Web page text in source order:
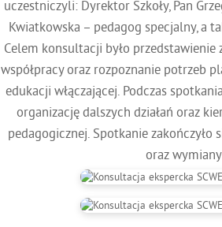
uczestniczyli: Dyrektor Szkoły, Pan
Kwiatkowska – pedagog specjalny, a
Celem konsultacji było
współpracy oraz rozpoznanie potrzeb
edukacji włączającej. Podczas
organizację dalszych działań oraz
pedagogicznej. Spotkanie zakończyło
oraz